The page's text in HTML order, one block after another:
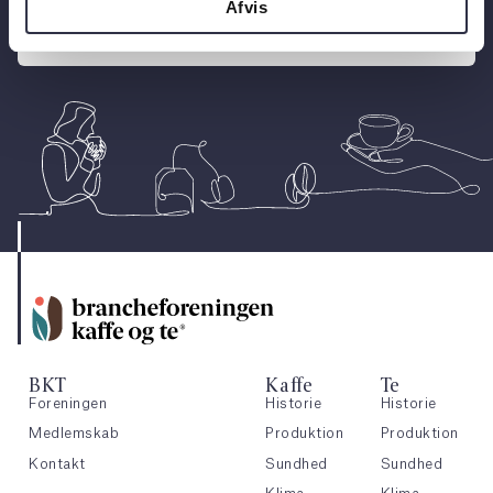
Afvis
BKT
Foreningen
Medlemskab
Kontakt
Kaffe
Historie
Produktion
Sundhed
Te
Historie
Produktion
Sundhed